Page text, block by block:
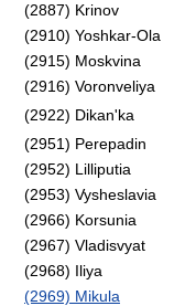
(2887) Krinov
(2910) Yoshkar-Ola
(2915) Moskvina
(2916) Voronveliya
(2922) Dikan'ka
(2951) Perepadin
(2952) Lilliputia
(2953) Vysheslavia
(2966) Korsunia
(2967) Vladisvyat
(2968) Iliya
(2969) Mikula